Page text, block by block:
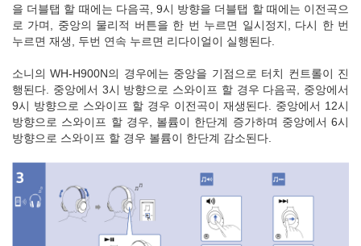
을 더블탭 할 때에는 다음곡, 9시 방향을 더블탭 할 때에는 이전곡으
로 가며, 중앙의 물리적 버튼을 한 번 누르면 일시정지, 다시 한 번
누르면 재생, 두번 연속 누르면 리다이얼이 실행된다.
소니의 WH-H900N의 경우에는 중앙을 기점으로 터치 컨트롤이 진
행된다. 중앙에서 3시 방향으로 스와이프 할 경우 다음곡, 중앙에서
9시 방향으로 스와이프 할 경우 이전곡이 재생된다. 중앙에서 12시
방향으로 스와이프 할 경우, 볼륨이 한단계 증가하며 중앙에서 6시
방향으로 스와이프 할 경우 볼륨이 한단계 감소된다.